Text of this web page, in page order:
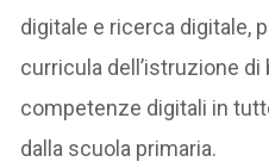
digitale e ricerca digitale,
curricula dell’istruzione
competenze digitali in
dalla scuola primaria.